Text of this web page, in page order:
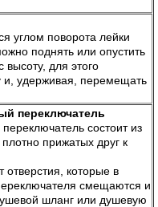
углом поворота лейки
поднять или опустить
для этого
и, удерживая, перемещать
переключатель
состоит из
прижатых друг к
которые в
смещаются и
шланг или душевую